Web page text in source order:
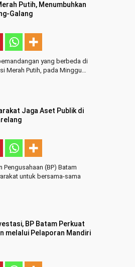
Putih, Menumbuhkan
Galang
yang berbeda di
Merah Putih, pada Minggu…
Jaga Aset Publik di
Pengusahaan (BP) Batam
untuk bersama-sama
BP Batam Perkuat
melalui Pelaporan Mandiri